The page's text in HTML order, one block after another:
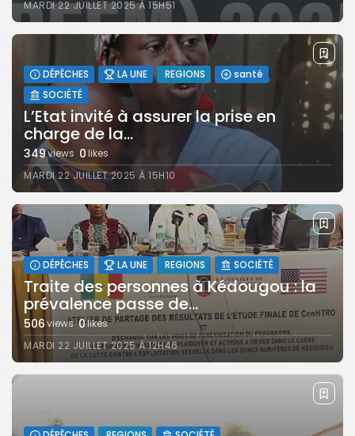
MARDI 22 JUILLET 2025 À 15H51
DÉPÊCHES LA UNE REGIONS
santé
SOCIÉTÉ
L’Etat invité à assurer la prise en
charge de la...
349views 0 likes
MARDI 22 JUILLET 2025 À 15H10
DÉPÊCHES LA UNE REGIONS SOCIÉTÉ
Traite des personnes à Kédougou : la
prévalence passe de...
506views 0likes
MARDI 22 JUILLET 2025 À 12H46